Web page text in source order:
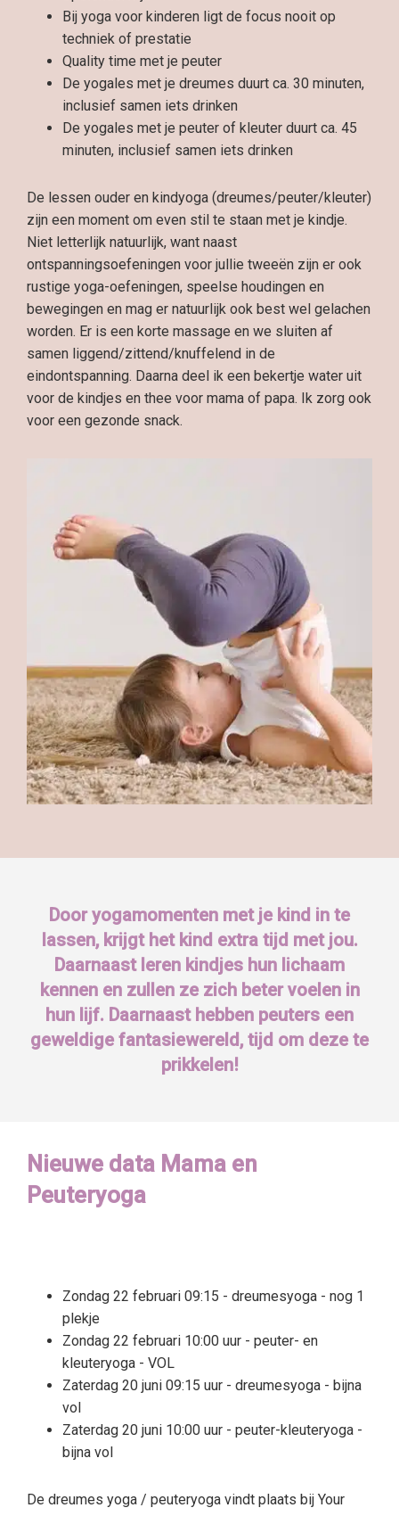
Bij yoga voor kinderen ligt de focus nooit op
techniek of prestatie
Quality time met je peuter
De yogales met je dreumes duurt ca. 30 minuten,
inclusief samen iets drinken
De yogales met je peuter of kleuter duurt ca. 45
minuten, inclusief samen iets drinken
De lessen ouder en kindyoga (dreumes/peuter/kleuter)
zijn een moment om even stil te staan met je kindje.
Niet letterlijk natuurlijk, want naast
ontspanningsoefeningen voor jullie tweeën zijn er ook
rustige yoga-oefeningen, speelse houdingen en
bewegingen en mag er natuurlijk ook best wel gelachen
worden. Er is een korte massage en we sluiten af
samen liggend/zittend/knuffelend in de
eindontspanning. Daarna deel ik een bekertje water uit
voor de kindjes en thee voor mama of papa. Ik zorg ook
voor een gezonde snack.
Door yogamomenten met je kind in te
lassen, krijgt het kind extra tijd met jou.
Daarnaast leren kindjes hun lichaam
kennen en zullen ze zich beter voelen in
hun lijf. Daarnaast hebben peuters een
geweldige fantasiewereld, tijd om deze te
prikkelen!
Nieuwe data Mama en
Peuteryoga
Zondag 22 februari 09:15 - dreumesyoga - nog 1
plekje
Zondag 22 februari 10:00 uur - peuter- en
kleuteryoga - VOL
Zaterdag 20 juni 09:15 uur - dreumesyoga - bijna
vol
Zaterdag 20 juni 10:00 uur - peuter-kleuteryoga -
bijna vol
De dreumes yoga / peuteryoga vindt plaats bij Your